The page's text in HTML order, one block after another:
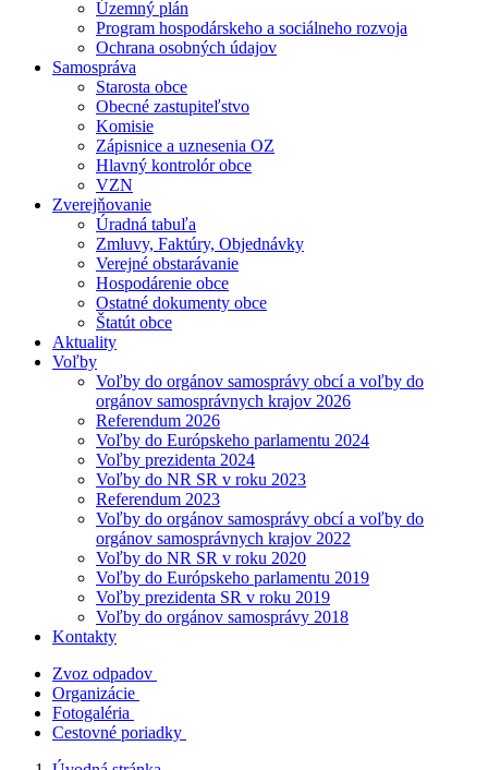
Územný plán
Program hospodárskeho a sociálneho rozvoja
Ochrana osobných údajov
Samospráva
Starosta obce
Obecné zastupiteľstvo
Komisie
Zápisnice a uznesenia OZ
Hlavný kontrolór obce
VZN
Zverejňovanie
Úradná tabuľa
Zmluvy, Faktúry, Objednávky
Verejné obstarávanie
Hospodárenie obce
Ostatné dokumenty obce
Štatút obce
Aktuality
Voľby
Voľby do orgánov samosprávy obcí a voľby do
orgánov samosprávnych krajov 2026
Referendum 2026
Voľby do Európskeho parlamentu 2024
Voľby prezidenta 2024
Voľby do NR SR v roku 2023
Referendum 2023
Voľby do orgánov samosprávy obcí a voľby do
orgánov samosprávnych krajov 2022
Voľby do NR SR v roku 2020
Voľby do Európskeho parlamentu 2019
Voľby prezidenta SR v roku 2019
Voľby do orgánov samosprávy 2018
Kontakty
Zvoz odpadov
Organizácie
Fotogaléria
Cestovné poriadky